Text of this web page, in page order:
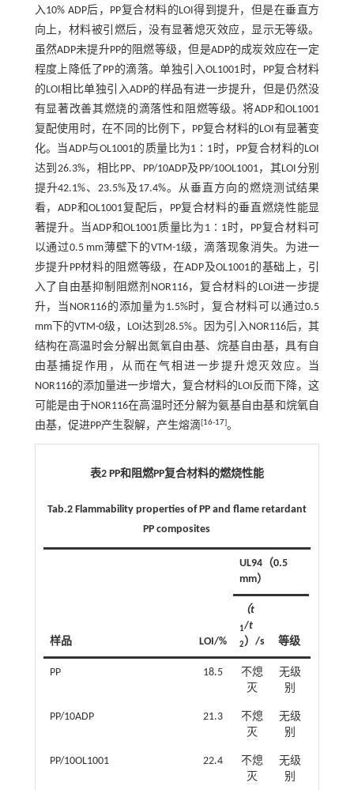
入10% ADP后，PP复合材料的LOI得到提升，但是在垂直方
向上，材料被引燃后，没有显著熄灭效应，显示无等级。
虽然ADP未提升PP的阻燃等级，但是ADP的成炭效应在一定
程度上降低了PP的滴落。单独引入OL1001时，PP复合材料
的LOI相比单独引入ADP的样品有进一步提升，但是仍然没
有显著改善其燃烧的滴落性和阻燃等级。将ADP和OL1001
复配使用时，在不同的比例下，PP复合材料的LOI有显著变
化。当ADP与OL1001的质量比为1∶1时，PP复合材料的LOI
达到26.3%，相比PP、PP/10ADP及PP/10OL1001，其LOI分别
提升42.1%、23.5%及17.4%。从垂直方向的燃烧测试结果
看，ADP和OL1001复配后，PP复合材料的垂直燃烧性能显
著提升。当ADP和OL1001质量比为1∶1时，PP复合材料可
以通过0.5 mm薄壁下的VTM-1级，滴落现象消失。为进一
步提升PP材料的阻燃等级，在ADP及OL1001的基础上，引
入了自由基抑制阻燃剂NOR116，复合材料的LOI进一步提
升，当NOR116的添加量为1.5%时，复合材料可以通过0.5
mm下的VTM-0级，LOI达到28.5%。因为引入NOR116后，其
结构在高温时会分解出氮氧自由基、烷基自由基，具有自
由基捕捉作用，从而在气相进一步提升熄灭效应。当
NOR116的添加量进一步增大，复合材料的LOI反而下降，这
可能是由于NOR116在高温时还分解为氨基自由基和烷氧自
由基，促进PP产生裂解，产生熔滴[16-17]。
表2 PP和阻燃PP复合材料的燃烧性能
Tab.2 Flammability properties of PP and flame retardant
PP composites
样品 LOI/%
UL94（0.5
mm）
（t
1/t
2）/s 等级
PP 18.5
不熄
灭
无级
别
PP/10ADP 21.3
不熄
灭
无级
别
PP/10OL1001 22.4
不熄
灭
无级
别